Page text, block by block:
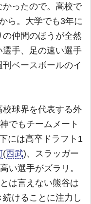
かったので。高校で
ら。大学でも3年に
仲間のほうが全然
手、足の速い選手
ベースボールのイ
球界を代表する外
でもチームメート
には高卒ドラフト1
(西武)、スラッガー
い選手がズラリ。
は言えない熊谷は
けることに注力し